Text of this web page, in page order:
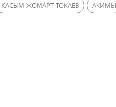
КАСЫМ-ЖОМАРТ ТОКАЕВ АКИМЫ